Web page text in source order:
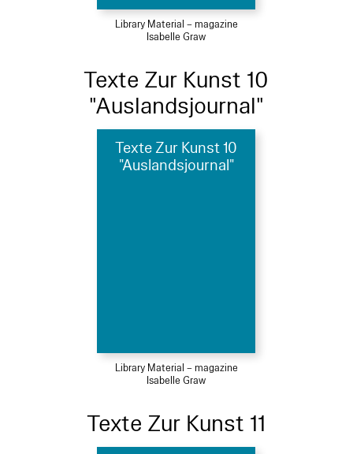
Library Material – magazine
Isabelle Graw
Texte Zur Kunst 10
"Auslandsjournal"
Texte Zur Kunst 10
"Auslandsjournal"
Library Material – magazine
Isabelle Graw
Texte Zur Kunst 11